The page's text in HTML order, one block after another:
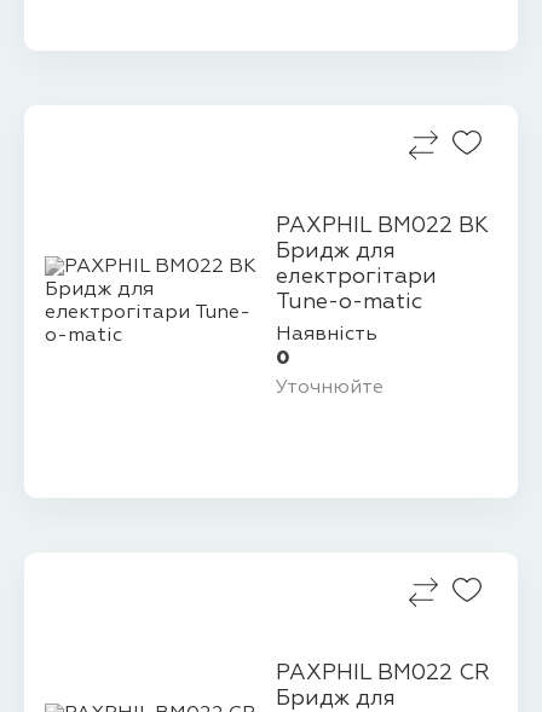
PAXPHIL BM022 BK
Бридж для
електрогітари
Tune-o-matic
Наявність
0
Уточнюйте
PAXPHIL BM022 CR
Бридж для